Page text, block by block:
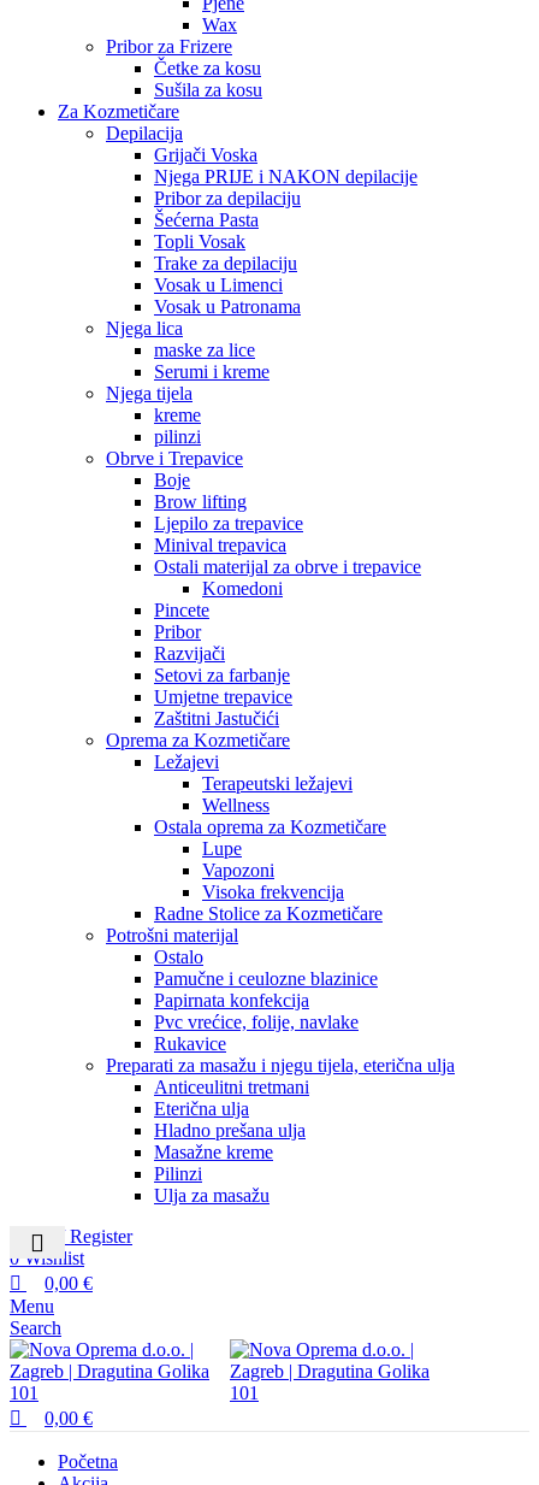
Wax
Pribor za Frizere
Četke za kosu
Sušila za kosu
Za Kozmetičare
Depilacija
Grijači Voska
Njega PRIJE i NAKON depilacije
Pribor za depilaciju
Šećerna Pasta
Topli Vosak
Trake za depilaciju
Vosak u Limenci
Vosak u Patronama
Njega lica
maske za lice
Serumi i kreme
Njega tijela
kreme
pilinzi
Obrve i Trepavice
Boje
Brow lifting
Ljepilo za trepavice
Minival trepavica
Ostali materijal za obrve i trepavice
Komedoni
Pincete
Pribor
Razvijači
Setovi za farbanje
Umjetne trepavice
Zaštitni Jastučići
Oprema za Kozmetičare
Ležajevi
Terapeutski ležajevi
Wellness
Ostala oprema za Kozmetičare
Lupe
Vapozoni
Visoka frekvencija
Radne Stolice za Kozmetičare
Potrošni materijal
Ostalo
Pamučne i ceulozne blazinice
Papirnata konfekcija
Pvc vrećice, folije, navlake
Rukavice
Preparati za masažu i njegu tijela, eterična ulja
Anticeulitni tretmani
Eterična ulja
Hladno prešana ulja
Masažne kreme
Pilinzi
Ulja za masažu
Login / Register
0 Wishlist
0,00 €
Menu
Search
0,00 €
Početna